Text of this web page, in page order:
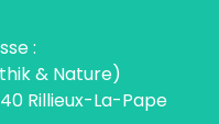
:
& Nature)
Rillieux-La-Pape